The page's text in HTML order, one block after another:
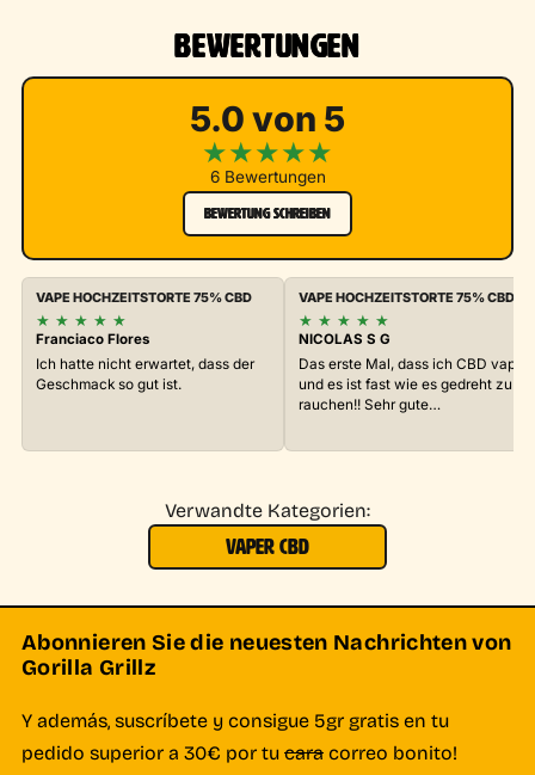
BEWERTUNGEN
5.0 von 5
★★★★★
6 Bewertungen
BEWERTUNG SCHREIBEN
VAPE HOCHZEITSTORTE 75% CBD
★ ★ ★ ★ ★
Franciaco Flores
Ich hatte nicht erwartet, dass der
Geschmack so gut ist.
VAPE HOCHZEITSTORTE 75% CBD
★ ★ ★ ★ ★
NICOLAS S G
Das erste Mal, dass ich CBD vape,
und es ist fast wie es gedreht zu
rauchen!! Sehr gute…
Verwandte Kategorien:
VAPER CBD
Abonnieren Sie die neuesten Nachrichten von
Gorilla Grillz
Y además, suscríbete y consigue 5gr gratis en tu
pedido superior a 30€ por tucaracorreo bonito!